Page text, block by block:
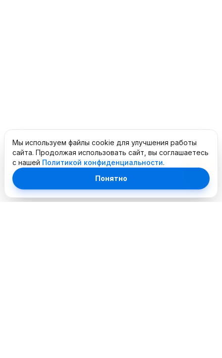
Мы используем файлы cookie для улучшения работы
сайта. Продолжая использовать сайт, вы соглашаетесь
с нашей Политикой конфиденциальности.
Понятно